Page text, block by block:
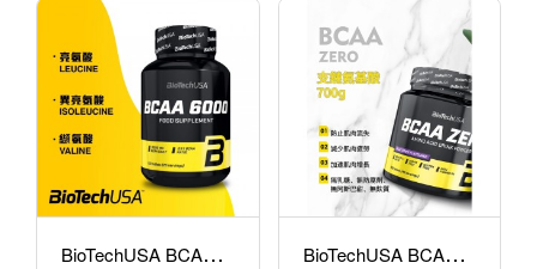
B
ioTechUSA BCAA 6000, 支鏈氨基酸, 100粒裝硬丸 B
ioTechUSA BCAA Zero, 支鏈氨基酸, 700克